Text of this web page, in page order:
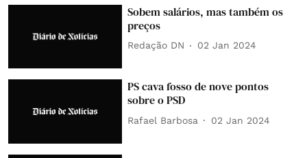
Sobem salários, mas também os
preços
Redação DN 02 Jan 2024
PS cava fosso de nove pontos
sobre o PSD
Rafael Barbosa 02 Jan 2024